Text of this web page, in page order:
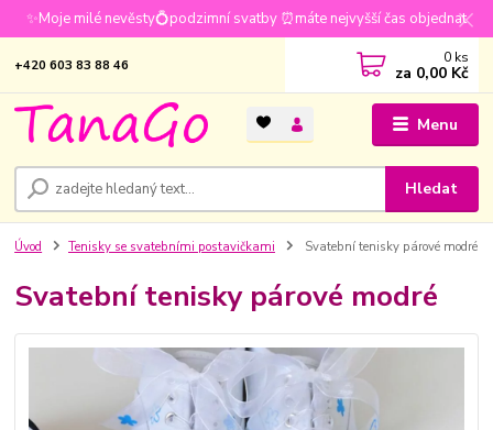
✨Moje milé nevěsty💍podzimní svatby ⏰máte nejvyšší čas objednat
Menu
Hledat
+420 603 83 88 46 0 ks
za 0,00 Kč
Úvod Tenisky se svatebními postavičkami Svatební tenisky párové modré
Svatební tenisky párové modré